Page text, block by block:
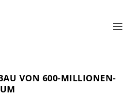
VON 600-MILLIONEN-